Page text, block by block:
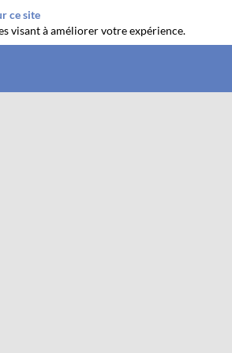
ce site
visant à améliorer votre expérience.